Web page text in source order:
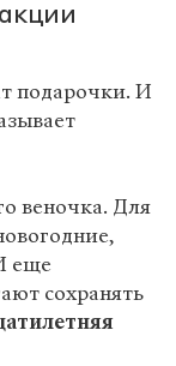
подарочки. И
веночка. Для
еще
сохранять